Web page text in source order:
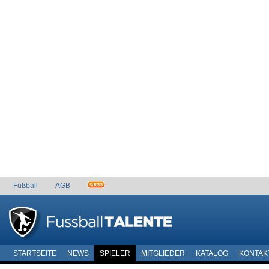
Fußball AGB
STARTSEITE NEWS SPIELER MITGLIEDER KATALOG